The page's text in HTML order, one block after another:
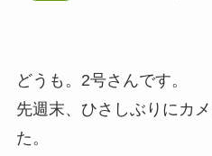
どうも。2号さんです。
先週末、ひさしぶりにカ
た。